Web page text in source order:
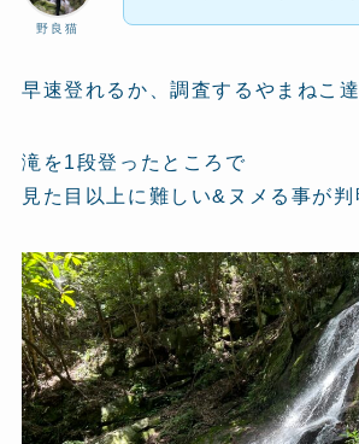
野良猫
早速登れるか、調査するやまねこ達
滝を1段登ったところで
見た目以上に難しい&ヌメる事が